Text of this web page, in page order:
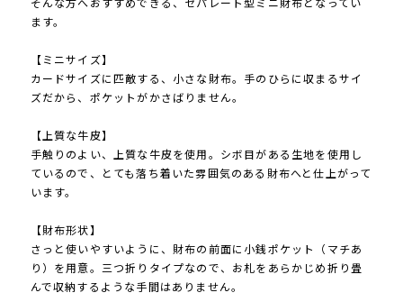
ます。
【ミニサイズ】
カードサイズに匹敵する、小さな財布。手のひらに収まるサイ
ズだから、ポケットがかさばりません。
【上質な牛皮】
手触りのよい、上質な牛皮を使用。シボ目がある生地を使用し
ているので、とても落ち着いた雰囲気のある財布へと仕上がって
います。
【財布形状】
さっと使いやすいように、財布の前面に小銭ポケット（マチあ
り）を用意。三つ折りタイプなので、お札をあらかじめ折り畳
んで収納するような手間はありません。